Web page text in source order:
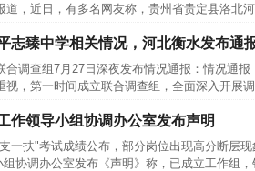
近日，有多名网友称，贵州省贵定县洛北
志臻中学相关情况，河北衡水发布通
调查组7月27日深夜发布情况通报：情况通
视，第一时间成立联合调查组，全面深入开展
作领导小组协调办公室发布声明
扶"考试成绩公布，部分岗位出现高分断层现
协调办公室发布《声明》称，已成立工作组
药下症？